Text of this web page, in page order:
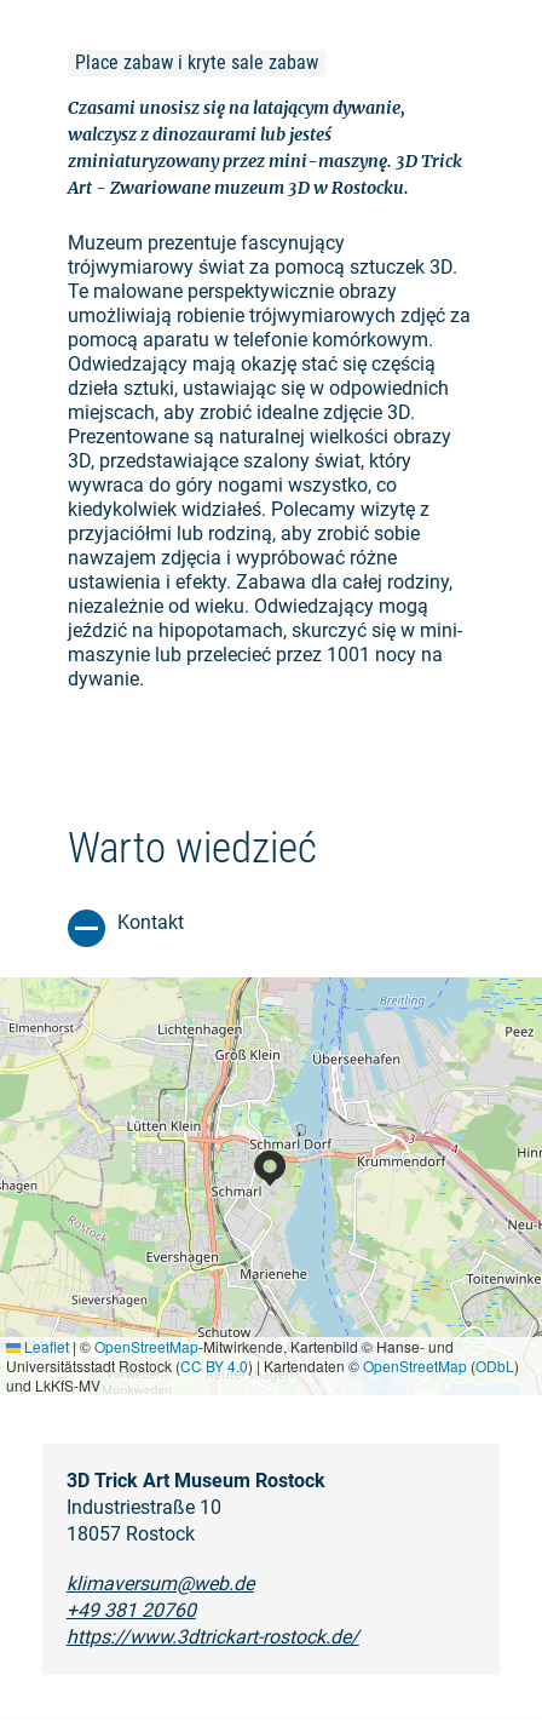
Place zabaw i kryte sale zabaw
Czasami unosisz się na latającym dywanie,
walczysz z dinozaurami lub jesteś
zminiaturyzowany przez mini-maszynę. 3D Trick
Art - Zwariowane muzeum 3D w Rostocku.
Muzeum prezentuje fascynujący
trójwymiarowy świat za pomocą sztuczek 3D.
Te malowane perspektywicznie obrazy
umożliwiają robienie trójwymiarowych zdjęć za
pomocą aparatu w telefonie komórkowym.
Odwiedzający mają okazję stać się częścią
dzieła sztuki, ustawiając się w odpowiednich
miejscach, aby zrobić idealne zdjęcie 3D.
Prezentowane są naturalnej wielkości obrazy
3D, przedstawiające szalony świat, który
wywraca do góry nogami wszystko, co
kiedykolwiek widziałeś. Polecamy wizytę z
przyjaciółmi lub rodziną, aby zrobić sobie
nawzajem zdjęcia i wypróbować różne
ustawienia i efekty. Zabawa dla całej rodziny,
niezależnie od wieku. Odwiedzający mogą
jeździć na hipopotamach, skurczyć się w mini-
maszynie lub przelecieć przez 1001 nocy na
dywanie.
Warto wiedzieć
Kontakt
Leaflet|©OpenStreetMap-Mitwirkende, Kartenbild © Hanse- und
Universitätsstadt Rostock (CC BY 4.0) | Kartendaten ©OpenStreetMap(ODbL)
und LkKfS-MV
3D Trick Art Museum Rostock
Industriestraße 10
18057 Rostock
klimaversum@web.de
+49 381 20760
https://www.3dtrickart-rostock.de/